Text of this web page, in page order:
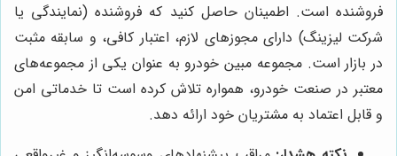
فروشنده است. اطمینان حاصل کنید که فروشنده (نمایندگی یا
شرکت لیزینگ) دارای مجوزهای لازم، اعتبار کافی، و سابقه مثبت
در بازار است. مجموعه مبین خودرو به عنوان یکی از مجموعه‌های
معتبر در صنعت خودرو، همواره تلاش کرده است تا خدماتی امن
و قابل اعتماد به مشتریان خود ارائه دهد.